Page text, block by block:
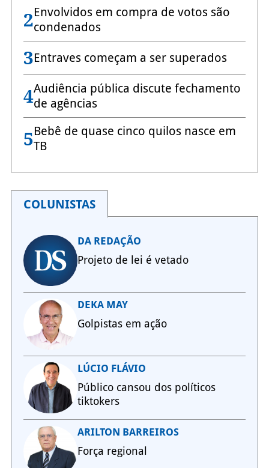
2Envolvidos em compra de votos são
condenados
3Entraves começam a ser superados
4Audiência pública discute fechamento
de agências
5Bebê de quase cinco quilos nasce em
TB
COLUNISTAS
DA REDAÇÃO
Projeto de lei é vetado
DEKA MAY
Golpistas em ação
LÚCIO FLÁVIO
Público cansou dos políticos
tiktokers
ARILTON BARREIROS
Força regional